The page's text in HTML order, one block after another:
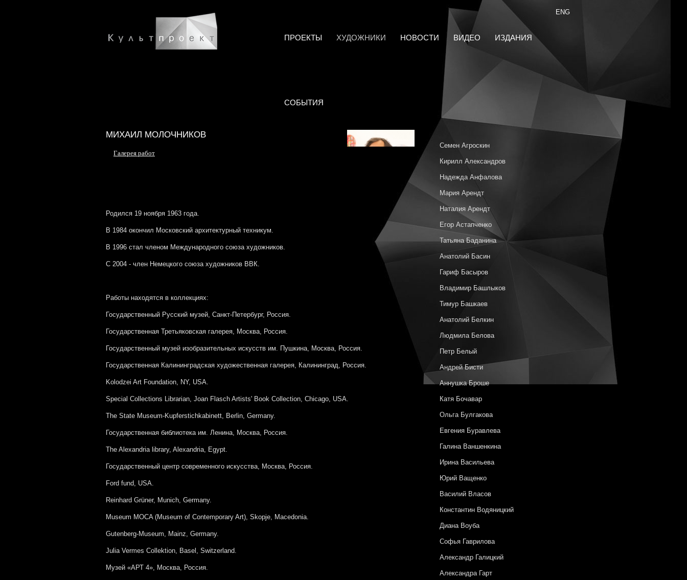
ENG
ПРОЕКТЫ ХУДОЖНИКИ НОВОСТИ ВИДЕО ИЗДАНИЯ
СОБЫТИЯ
МИХАИЛ МОЛОЧНИКОВ
Галерея работ
Родился 19 ноября 1963 года.
В 1984 окончил Московский архитектурный техникум.
В 1996 стал членом Международного союза художников.
С 2004 - член Немецкого союза художников ВВК.
Работы находятся в коллекциях:
Государственный Русский музей, Санкт-Петербург, Россия.
Государственная Третьяковская галерея, Москва, Россия.
Государственный музей изобразительных искусств им. Пушкина, Москва, Россия.
Государственная Калининградская художественная галерея, Калининград, Россия.
Kolodzei Art Foundation, NY, USA.
Special Collections Librarian, Joan Flasch Artists' Book Collection, Chicago, USA.
The State Museum-Kupferstichkabinett, Berlin, Germany.
Государственная библиотека им. Ленина, Москва, Россия.
The Alexandria library, Alexandria, Egypt.
Государственный центр современного искусства, Москва, Россия.
Ford fund, USA.
Reinhard Grüner, Munich, Germany.
Museum MOCA (Museum of Contemporary Art), Skopje, Macedonia.
Gutenberg-Museum, Mainz, Germany.
Julia Vermes Collektion, Basel, Switzerland.
Музей «АРТ 4», Москва, Россия.
Семен Агроскин
Кирилл Александров
Надежда Анфалова
Мария Арендт
Наталия Арендт
Егор Астапченко
Татьяна Баданина
Анатолий Басин
Гариф Басыров
Владимир Башлыков
Тимур Башкаев
Анатолий Белкин
Людмила Белова
Петр Белый
Андрей Бисти
Аннушка Броше
Катя Бочавар
Ольга Булгакова
Евгения Буравлева
Галина Ваншенкина
Ирина Васильева
Юрий Ващенко
Василий Власов
Константин Водяницкий
Диана Воуба
Софья Гаврилова
Александр Галицкий
Александра Гарт